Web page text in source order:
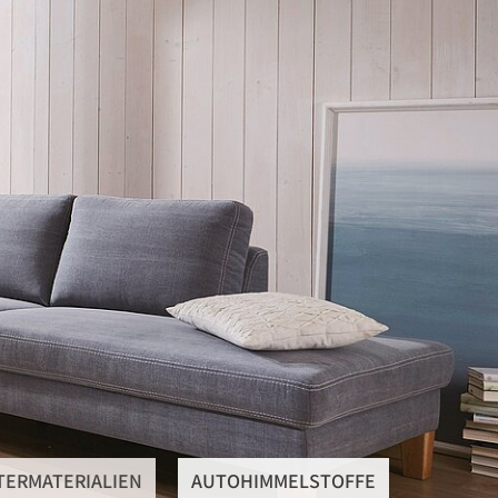
AUTOHIMMELSTOFFE
Planen- & Persenningstoffe
Reißverschlüsse
Artikel um die Persenning
Polstermaterialien
Autohimmelstoffe
Schwerentflammbare Materialien